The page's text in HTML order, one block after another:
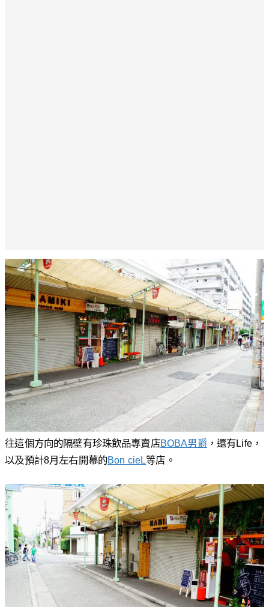
往這個方向的隔壁有珍珠飲品專賣店BOBA男爵，還有Life，
以及預計8月左右開幕的Bon cieL等店。